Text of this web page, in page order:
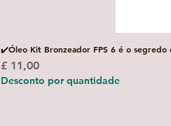
✔️Óleo Kit Bronzeador FPS 6 é o segredo
Preço
£ 11,00
Desconto por quantidade